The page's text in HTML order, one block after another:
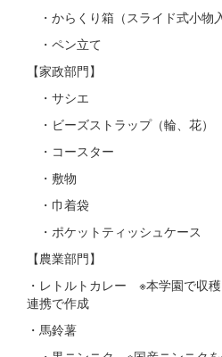
・からくり箱（スライド式小物
・ペン立て
【家政部門】
・サシエ
・ビーズストラップ（輪、花）
・コースター
・敷物
・巾着袋
・ポケットティッシュケース
【農業部門】
・レトルトカレー ※本学園で収
連携で作成
・馬鈴薯